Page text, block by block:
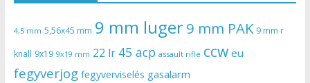
4,5 mm 5,56x45 mm 9 mm luger9 mm PAK 9 mm r
knall 9x19 9x19 mm 22 lr 45 acp assault rifle ccw eu
fegyverjog fegyverviselés gasalarm